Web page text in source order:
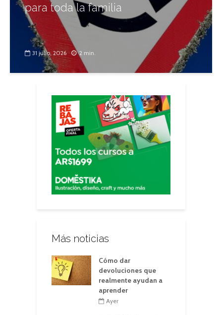
para toda la familia
31 julio, 2026 2 min.
Más noticias
Cómo dar
devoluciones que
realmente ayudan a
aprender
Ayer